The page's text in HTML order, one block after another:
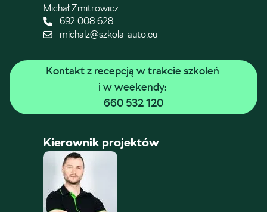
Michał Zmitrowicz
692 008 628
michalz@szkola-auto.eu
Kontakt z recepcją w trakcie szkoleń
i w weekendy:
660 532 120
Kierownik projektów